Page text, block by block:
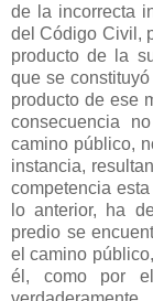
de la incorrecta
del Código Civil,
producto de la
que se
producto de ese
consecuencia
camino público,
instancia,
competencia
lo anterior, ha
predio se
el camino
él, como por